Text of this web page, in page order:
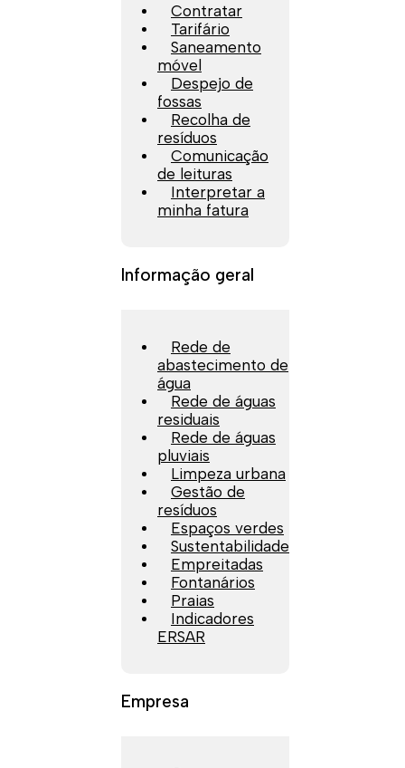
Contratar
Tarifário
Saneamento
móvel
Despejo de
fossas
Recolha de
resíduos
Comunicação
de leituras
Interpretar a
minha fatura
Informação geral
Rede de
abastecimento de
água
Rede de águas
residuais
Rede de águas
pluviais
Limpeza urbana
Gestão de
resíduos
Espaços verdes
Sustentabilidade
Empreitadas
Fontanários
Praias
Indicadores
ERSAR
Empresa